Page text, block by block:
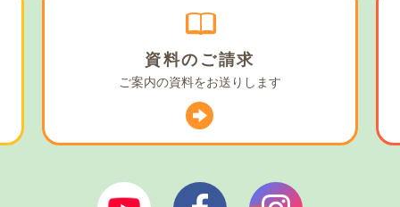
資料の ご請求
ご案内の資料をお送りします
ぼやあ樹Youtubeシェルパフェイスブック